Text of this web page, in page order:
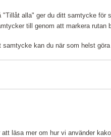
Logga in för att kunna
rostfritt stål för
erfarenhet och kunskaper av
med lång livslängd.
"Tillåt alla" ger du ditt samtycke för
till genom att markera
samtycke kan du när som helst
läsa mer om hur vi använder